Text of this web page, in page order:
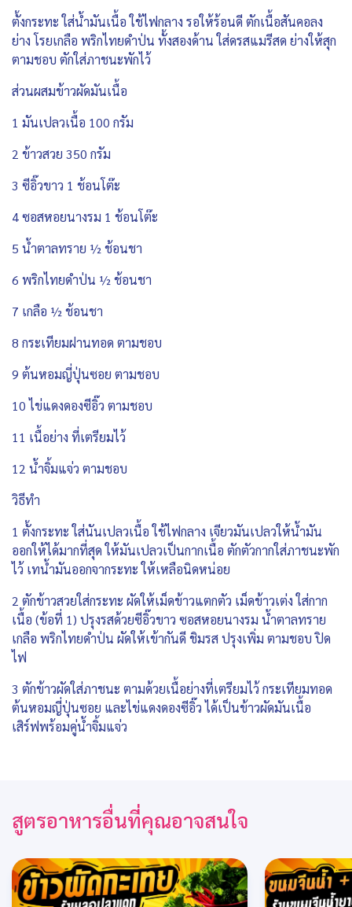
ตั้งกระทะ ใส่น้ำมันเนื้อ ใช้ไฟกลาง รอให้ร้อนดี ตักเนื้อสันคอลง
ย่าง โรยเกลือ พริกไทยดำป่น ทั้งสองด้าน ใส่ดรสแมรีสด ย่างให้สุก
ตามชอบ ตักใส่ภาชนะพักไว้
ส่วนผสมข้าวผัดมันเนื้อ
1 มันเปลวเนื้อ 100 กรัม
2 ข้าวสวย 350 กรัม
3 ซีอิ๊วขาว 1 ช้อนโต๊ะ
4 ซอสหอยนางรม 1 ช้อนโต๊ะ
5 น้ำตาลทราย ½ ช้อนชา
6 พริกไทยดำป่น ½ ช้อนชา
7 เกลือ ½ ช้อนชา
8 กระเทียมฝานทอด ตามชอบ
9 ต้นหอมญี่ปุ่นซอย ตามชอบ
10 ไข่แดงดองซีอิ๊ว ตามชอบ
11 เนื้อย่าง ที่เตรียมไว้
12 น้ำจิ้มแจ่ว ตามชอบ
วิธีทำ
1 ตั้งกระทะ ใส่นันเปลวเนื้อ ใช้ไฟกลาง เจียวมันเปลวให้น้ำมัน
ออกให้ได้มากที่สุด ให้มันเปลวเป็นกากเนื้อ ตักตัวกากใส่ภาชนะพัก
ไว้ เทน้ำมันออกจากระทะ ให้เหลือนิดหน่อย
2 ตักข้าวสวยใส่กระทะ ผัดให้เม็ดข้าวแตกตัว เม็ดข้าวเต่ง ใส่กาก
เนื้อ (ข้อที่ 1) ปรุงรสด้วยซีอิ๊วขาว ซอสหอยนางรม น้ำตาลทราย
เกลือ พริกไทยดำป่น ผัดให้เข้ากันดี ชิมรส ปรุงเพิ่ม ตามชอบ ปิด
ไฟ
3 ตักข้าวผัดใส่ภาชนะ ตามด้วยเนื้อย่างที่เตรียมไว้ กระเทียมทอด
ต้นหอมญี่ปุ่นซอย และไข่แดงดองซีอิ๊ว ได้เป็นข้าวผัดมันเนื้อ
เสิร์ฟพร้อมคู่น้ำจิ้มแจ่ว
สูตรอาหารอื่นที่คุณอาจสนใจ